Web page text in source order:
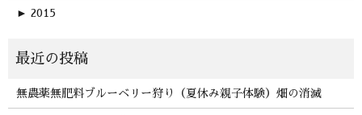
► 2015
無農薬無肥料ブルーベリー狩り（夏休み親子体験）畑の消滅